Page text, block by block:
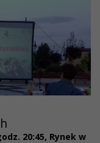
20:45, Rynek w